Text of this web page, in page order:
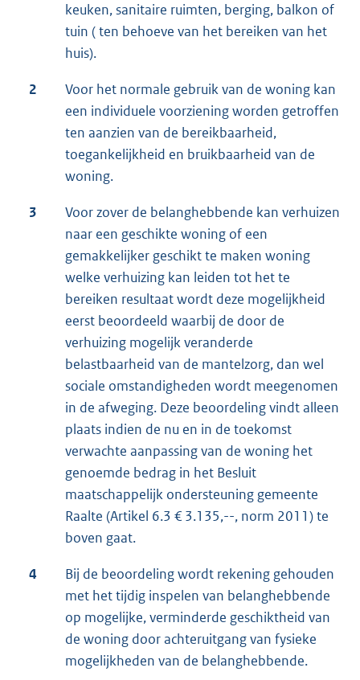
keuken, sanitaire ruimten, berging, balkon of
tuin ( ten behoeve van het bereiken van het
huis).
2
Voor het normale gebruik van de woning kan
een individuele voorziening worden getroffen
ten aanzien van de bereikbaarheid,
toegankelijkheid en bruikbaarheid van de
woning.
3
Voor zover de belanghebbende kan verhuizen
naar een geschikte woning of een
gemakkelijker geschikt te maken woning
welke verhuizing kan leiden tot het te
bereiken resultaat wordt deze mogelijkheid
eerst beoordeeld waarbij de door de
verhuizing mogelijk veranderde
belastbaarheid van de mantelzorg, dan wel
sociale omstandigheden wordt meegenomen
in de afweging. Deze beoordeling vindt alleen
plaats indien de nu en in de toekomst
verwachte aanpassing van de woning het
genoemde bedrag in het Besluit
maatschappelijk ondersteuning gemeente
Raalte (Artikel 6.3 € 3.135,--, norm 2011) te
boven gaat.
4
Bij de beoordeling wordt rekening gehouden
met het tijdig inspelen van belanghebbende
op mogelijke, verminderde geschiktheid van
de woning door achteruitgang van fysieke
mogelijkheden van de belanghebbende.